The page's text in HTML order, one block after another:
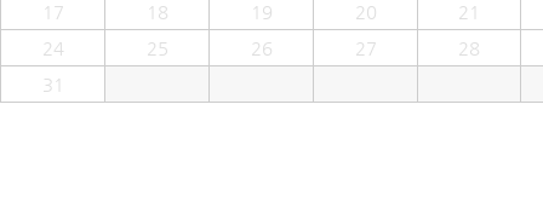
17
18 19 20
21
24
25 26 27
28
31